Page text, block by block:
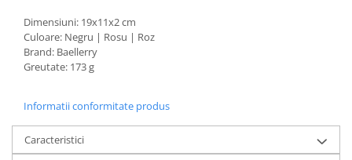
Dimensiuni: 19x11x2 cm
Culoare: Negru | Rosu | Roz
Brand: Baellerry
Greutate: 173 g
Informatii conformitate produs
Caracteristici